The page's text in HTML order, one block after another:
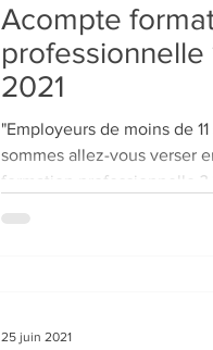
Acompte
professionnelle
2021
"Employeurs de moins de
sommes allez-vous verser
25 juin 2021